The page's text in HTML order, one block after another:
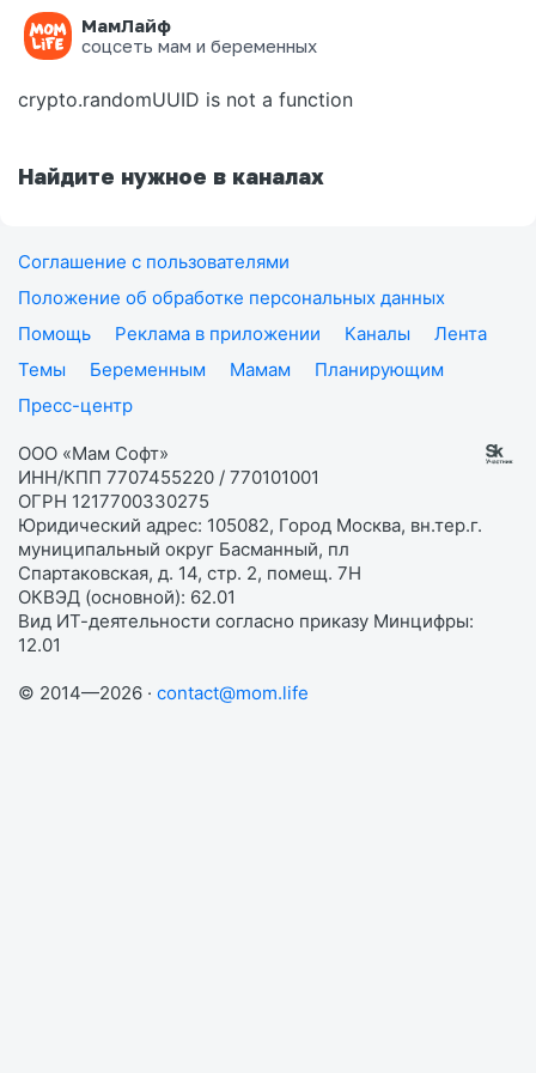
МамЛайф
соцсеть мам и беременных
Ошибка на странице
crypto.randomUUID is not a function
Найдите нужное в каналах
Соглашение с пользователями
Положение об обработке персональных данных
Помощь
Реклама в приложении Каналы
Лента
Темы
Беременным Мамам
Планирующим
Пресс-центр
ООО «Мам Софт»
ИНН/КПП 7707455220 / 770101001
ОГРН 1217700330275
Юридический адрес: 105082, Город Москва, вн.тер.г.
муниципальный округ Басманный, пл
Спартаковская, д. 14, стр. 2, помещ. 7Н
ОКВЭД (основной): 62.01
Вид ИТ-деятельности согласно приказу Минцифры:
12.01
© 2014—2026 · contact@mom.life